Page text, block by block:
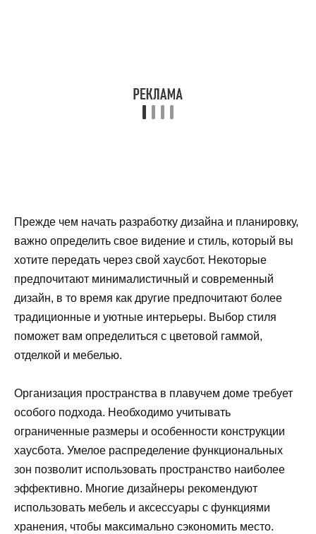
Прежде чем начать разработку дизайна и планировку,
важно определить свое видение и стиль, который вы
хотите передать через свой хаусбот. Некоторые
предпочитают минималистичный и современный
дизайн, в то время как другие предпочитают более
традиционные и уютные интерьеры. Выбор стиля
поможет вам определиться с цветовой гаммой,
отделкой и мебелью.
Организация пространства в плавучем доме требует
особого подхода. Необходимо учитывать
ограниченные размеры и особенности конструкции
хаусбота. Умелое распределение функциональных
зон позволит использовать пространство наиболее
эффективно. Многие дизайнеры рекомендуют
использовать мебель и аксессуары с функциями
хранения, чтобы максимально сэкономить место.